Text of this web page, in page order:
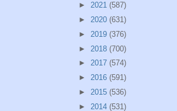
► 2021 (587)
► 2020 (631)
► 2019 (376)
► 2018 (700)
► 2017 (574)
► 2016 (591)
► 2015 (536)
► 2014 (531)